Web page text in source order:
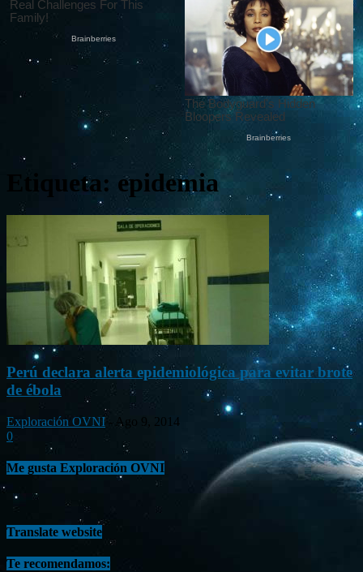
Etiqueta: epidemia
Perú declara alerta epidemiológica para evitar brote
de ébola
Exploración OVNI - Ago 9, 2014
0
Me gusta Exploración OVNI
Translate website
Te recomendamos: